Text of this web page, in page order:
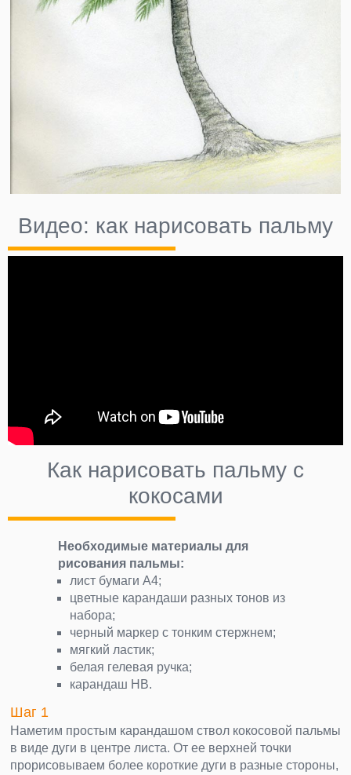
Видео: как нарисовать пальму
Как нарисовать пальму с
кокосами
Необходимые материалы для
рисования пальмы:
лист бумаги А4;
цветные карандаши разных тонов из
набора;
черный маркер с тонким стержнем;
мягкий ластик;
белая гелевая ручка;
карандаш НВ.
Шаг 1
Наметим простым карандашом ствол кокосовой пальмы
в виде дуги в центре листа. От ее верхней точки
прорисовываем более короткие дуги в разные стороны,